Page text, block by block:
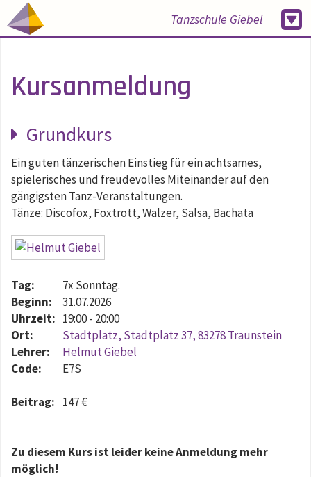
Tanzschule Giebel
Kursanmeldung
Grundkurs
Ein guten tänzerischen Einstieg für ein achtsames,
spielerisches und freudevolles Miteinander auf den
gängigsten Tanz-Veranstaltungen.
Tänze: Discofox, Foxtrott, Walzer, Salsa, Bachata
Tag:
7x Sonntag.
Beginn:
31.07.2026
Uhrzeit: 19:00 - 20:00
Ort:
Stadtplatz, Stadtplatz 37, 83278 Traunstein
Lehrer:
Helmut Giebel
Code:
E7S
Beitrag: 147 €
Zu diesem Kurs ist leider keine Anmeldung mehr
möglich!